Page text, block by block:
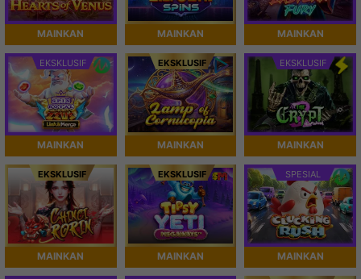
MAINKAN MAINKAN MAINKAN
EKSKLUSIF
MAINKAN
EKSKLUSIF
MAINKAN
EKSKLUSIF
MAINKAN
EKSKLUSIF
MAINKAN
EKSKLUSIF
MAINKAN
SPESIAL
MAINKAN